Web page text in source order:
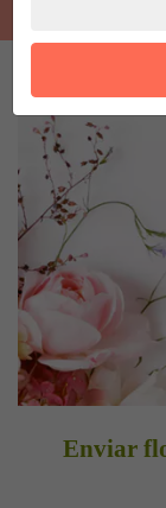
Enviar